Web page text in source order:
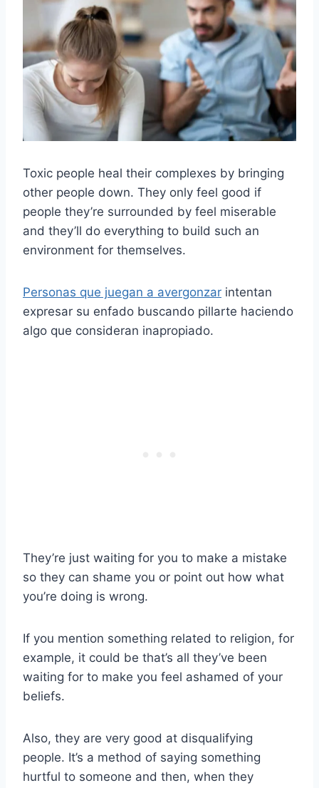
Toxic people heal their complexes by bringing
other people down. They only feel good if
people they’re surrounded by feel miserable
and they’ll do everything to build such an
environment for themselves.
Personas que juegan a avergonzar intentan
expresar su enfado buscando pillarte haciendo
algo que consideran inapropiado.
They’re just waiting for you to make a mistake
so they can shame you or point out how what
you’re doing is wrong.
If you mention something related to religion, for
example, it could be that’s all they’ve been
waiting for to make you feel ashamed of your
beliefs.
Also, they are very good at disqualifying
people. It’s a method of saying something
hurtful to someone and then, when they